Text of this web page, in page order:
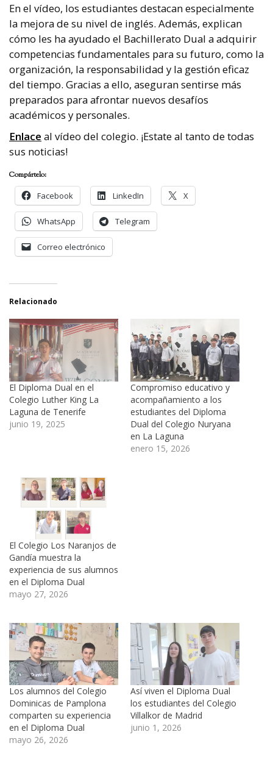
En el vídeo, los estudiantes destacan especialmente
la mejora de su nivel de inglés. Además, explican
cómo les ha ayudado el Bachillerato Dual a adquirir
competencias fundamentales para su futuro, como la
organización, la responsabilidad y la gestión eficaz
del tiempo. Gracias a ello, aseguran sentirse más
preparados para afrontar nuevos desafíos
académicos y personales.
Enlace al vídeo del colegio. ¡Estate al tanto de todas
sus noticias!
Compártelo:
Facebook
LinkedIn X
WhatsApp Telegram
Correo electrónico
Relacionado
El Diploma Dual en el
Colegio Luther King La
Laguna de Tenerife
junio 19, 2025
Compromiso educativo y
acompañamiento a los
estudiantes del Diploma
Dual del Colegio Nuryana
en La Laguna
enero 15, 2026
El Colegio Los Naranjos de
Gandía muestra la
experiencia de sus alumnos
en el Diploma Dual
mayo 27, 2026
Los alumnos del Colegio
Dominicas de Pamplona
comparten su experiencia
en el Diploma Dual
mayo 26, 2026
Así viven el Diploma Dual
los estudiantes del Colegio
Villalkor de Madrid
junio 1, 2026